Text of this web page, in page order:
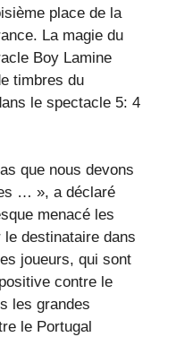
place de la
La magie du
Boy Lamine
timbres du
le spectacle 5: 4
que nous devons
… », a déclaré
menacé les
destinataire dans
joueurs, qui sont
contre le
les grandes
le Portugal